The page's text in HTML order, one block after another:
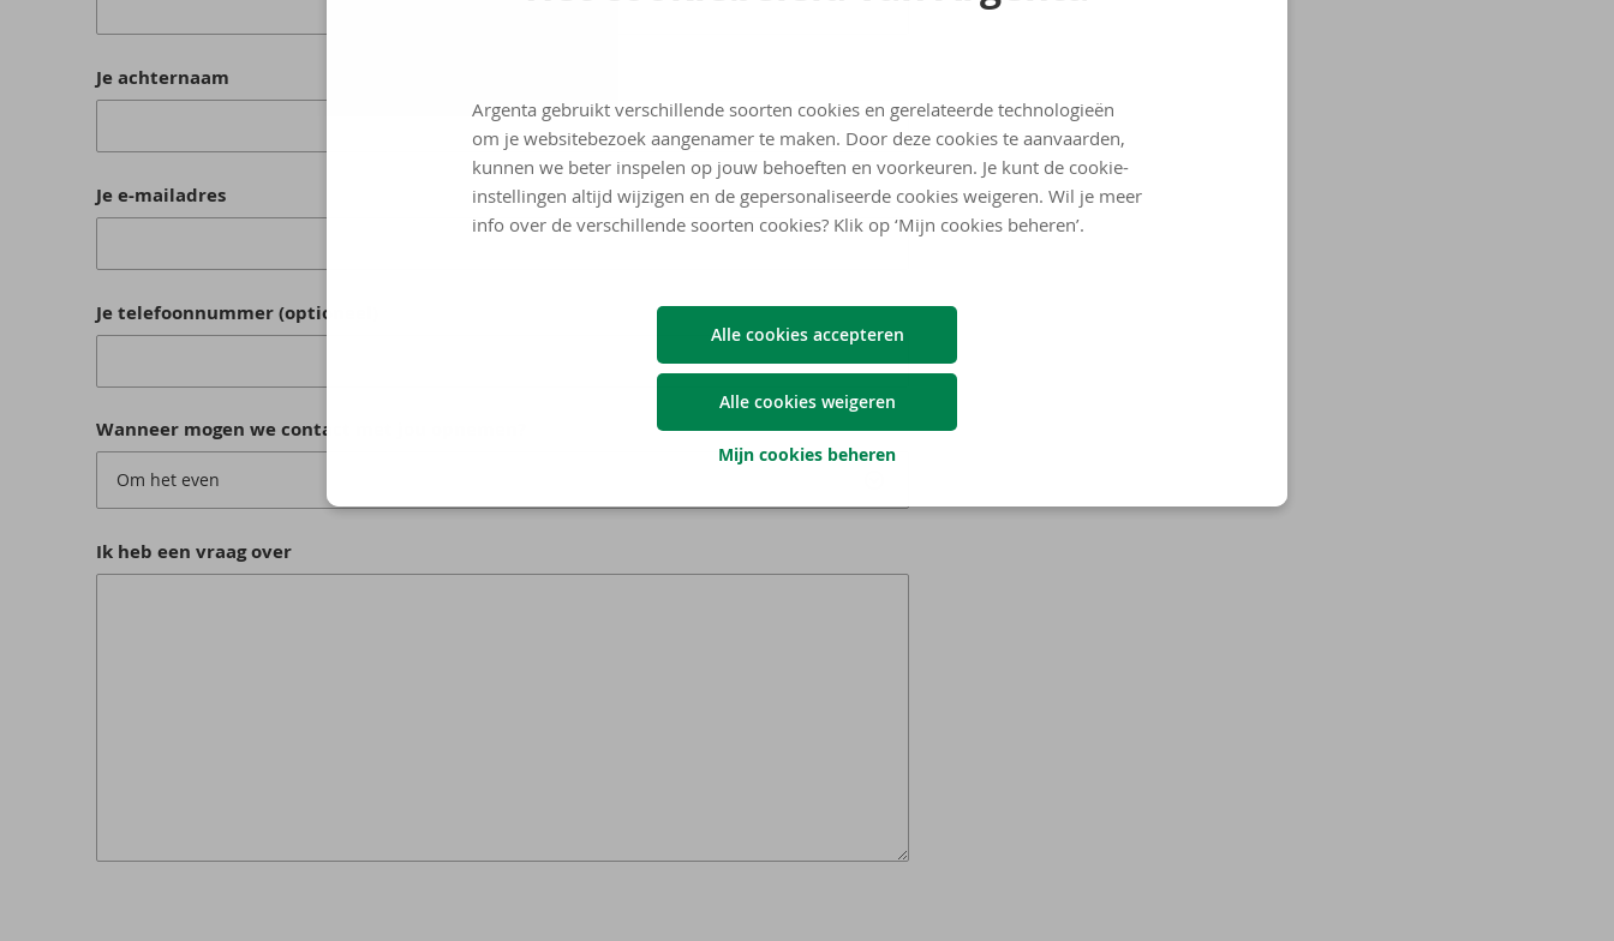
Argenta gebruikt verschillende soorten cookies en gerelateerde technologieën
om je websitebezoek aangenamer te maken. Door deze cookies te aanvaarden,
kunnen we beter inspelen op jouw behoeften en voorkeuren. Je kunt de cookie-
instellingen altijd wijzigen en de gepersonaliseerde cookies weigeren. Wil je meer
info over de verschillende soorten cookies? Klik op ‘Mijn cookies beheren’.
Alle cookies accepteren
Alle cookies weigeren
Mijn cookies beheren
Je achternaam
Je e-mailadres
Je telefoonnummer (optioneel)
Wanneer mogen we contact met jou opnemen?
Om het even
Ik heb een vraag over